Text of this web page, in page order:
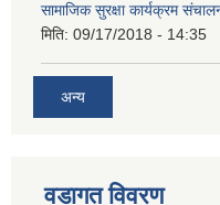
सामाजिक सुरक्षा कार्यक्रम
मिति: 09/17/2018 - 14:35
अन्य
वडागत विवरण